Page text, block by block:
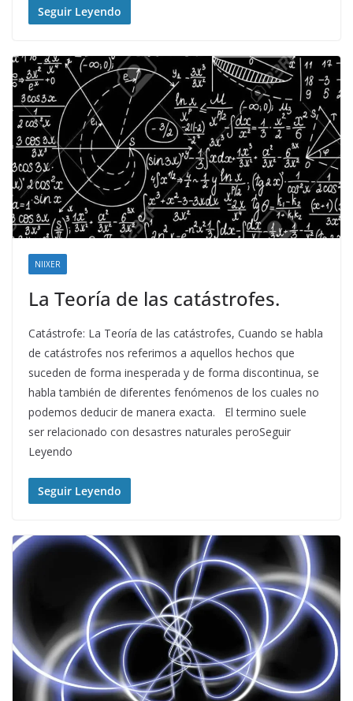
Seguir Leyendo
NIIXER
La Teoría de las catástrofes.
Catástrofe: La Teoría de las catástrofes, Cuando se habla
de catástrofes nos referimos a aquellos hechos que
suceden de forma inesperada y de forma discontinua, se
habla también de diferentes fenómenos de los cuales no
podemos deducir de manera exacta. El termino suele
ser relacionado con desastres naturales peroSeguir
Leyendo
Seguir Leyendo